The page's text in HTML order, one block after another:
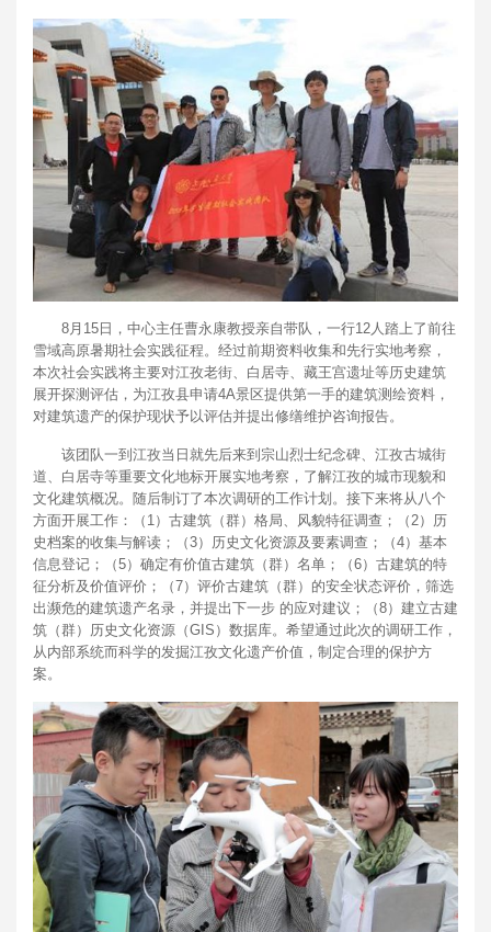
8月15日，中心主任曹永康教授亲自带队，一行12人踏上了前往
雪域高原暑期社会实践征程。经过前期资料收集和先行实地考察，
本次社会实践将主要对江孜老街、白居寺、藏王宫遗址等历史建筑
展开探测评估，为江孜县申请4A景区提供第一手的建筑测绘资料，
对建筑遗产的保护现状予以评估并提出修缮维护咨询报告。
该团队一到江孜当日就先后来到宗山烈士纪念碑、江孜古城街
道、白居寺等重要文化地标开展实地考察，了解江孜的城市现貌和
文化建筑概况。随后制订了本次调研的工作计划。接下来将从八个
方面开展工作：（1）古建筑（群）格局、风貌特征调查；（2）历
史档案的收集与解读；（3）历史文化资源及要素调查；（4）基本
信息登记；（5）确定有价值古建筑（群）名单；（6）古建筑的特
征分析及价值评价；（7）评价古建筑（群）的安全状态评价，筛选
出濒危的建筑遗产名录，并提出下一步 的应对建议；（8）建立古建
筑（群）历史文化资源（GIS）数据库。希望通过此次的调研工作，
从内部系统而科学的发掘江孜文化遗产价值，制定合理的保护方
案。